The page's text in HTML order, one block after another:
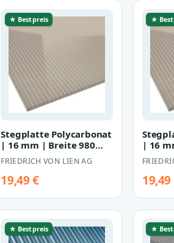
★ Bestpreis
Stegplatte Polycarbonat
| 16 mm | Breite 980
mm | bronze
FRIEDRICH VON LIEN AG
19,49 €
★
| 16
mm |
19,49
★ Bestpreis ★